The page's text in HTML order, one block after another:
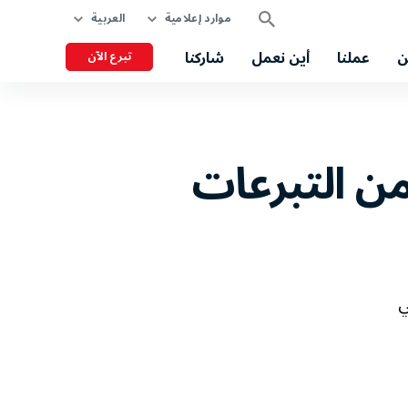
موارد إعلامية العربية
عملنا أين نعمل شاركنا تبرع الآن
التبرعات